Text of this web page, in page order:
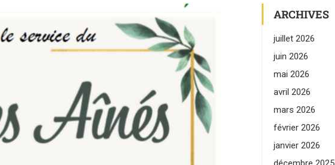
ARCHIVES
juillet 2026
juin 2026
mai 2026
avril 2026
mars 2026
février 2026
janvier 2026